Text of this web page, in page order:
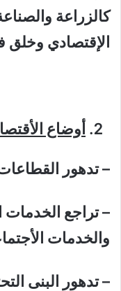
كالزراعة
الإقتصادي
أوضاع الأقتصاد
– تدهور
– تراجع الخدمات
والخدمات
– تدهور البنى